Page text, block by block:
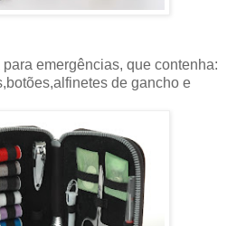
emergências, que contenha:
de gancho e